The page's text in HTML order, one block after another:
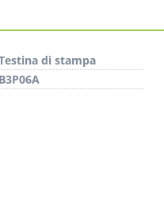
di stampa
B3P06A